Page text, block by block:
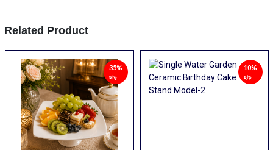
Related Product
35%
ছাড়
10%
ছাড়